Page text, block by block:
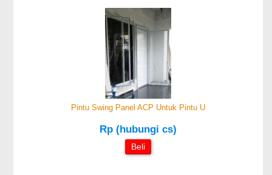
Pintu Swing Panel ACP Untuk Pintu U
Rp (hubungi cs)
Beli